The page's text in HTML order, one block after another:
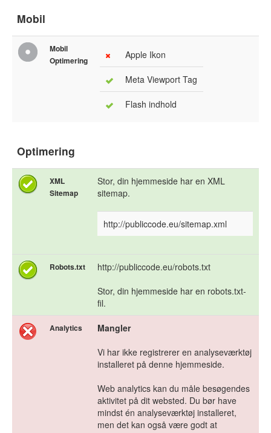
Mobil
Mobil
Optimering
Apple Ikon
Meta Viewport Tag
Flash indhold
Optimering
XML
Sitemap
Stor, din hjemmeside har en XML
sitemap.
http://publiccode.eu/sitemap.xml
Robots.txt
http://publiccode.eu/robots.txt
Stor, din hjemmeside har en robots.txt-
fil.
Analytics
Mangler
Vi har ikke registrerer en analyseværktøj
installeret på denne hjemmeside.
Web analytics kan du måle besøgendes
aktivitet på dit websted. Du bør have
mindst én analyseværktøj installeret,
men det kan også være godt at